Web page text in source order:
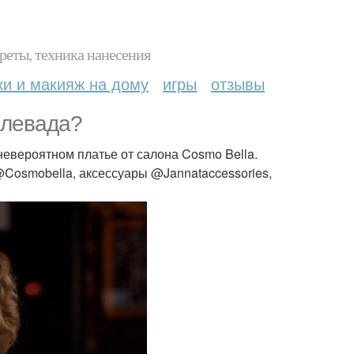
техника нанесения
и макияж на дому игры отзывы
платье от салона Cosmo Bella.
аксессуары @Jannataccessories,